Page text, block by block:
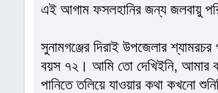
এই আগাম ফসলহানির জন্য জলবায়ু
সুনামগঞ্জের দিরাই উপজেলার
বয়স ৭২। আমি তো দেখিইনি, আমার
পানিতে তলিয়ে যাওয়ার কথা কখনো